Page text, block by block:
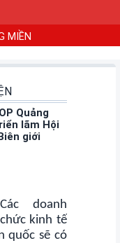
MIỀN
Quảng
lãm Hội
giới
doanh
kinh tế
quốc sẽ có